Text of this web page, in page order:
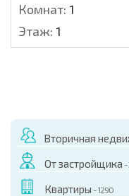
Комнат: 1
Этаж: 1
Вторичная
От застройщика -
Квартиры - 1290